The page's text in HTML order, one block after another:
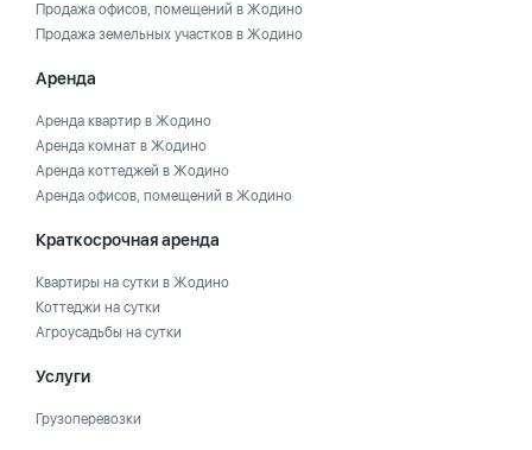
Продажа офисов, помещений в Жодино
Продажа земельных участков в Жодино
Аренда
Аренда квартир в Жодино
Аренда комнат в Жодино
Аренда коттеджей в Жодино
Аренда офисов, помещений в Жодино
Краткосрочная аренда
Квартиры на сутки в Жодино
Коттеджи на сутки
Агроусадьбы на сутки
Услуги
Грузоперевозки